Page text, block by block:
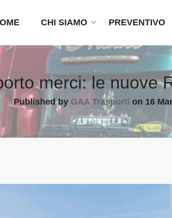
CHI SIAMO PREVENTIVO
merci: le nuove
Published by GAA Trasporti on 16